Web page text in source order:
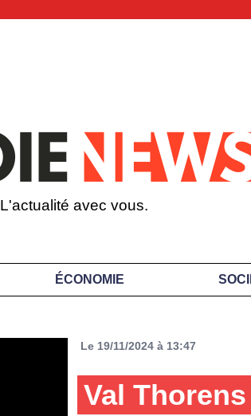
L'actualité avec vous.
ÉCONOMIE
Le 19/11/2024 à 13:47
Val Thorens